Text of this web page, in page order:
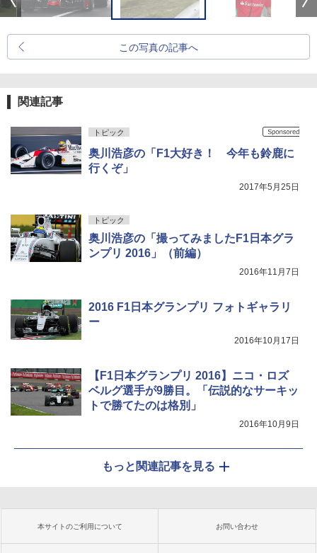
この写真の記事へ
関連記事
トピック
奥川浩彦の「F1大好き！ 今年も鈴鹿に
行くぞ」
2017年5月25日
トピック
奥川浩彦の「撮ってみましたF1日本グラ
ンプリ 2016」（前編）
2016年11月7日
2016 F1日本グランプリ フォトギャラリ
ー
2016年10月17日
【F1日本グランプリ 2016】ニコ・ロズ
ベルグ選手が9勝目。「伝説的なサーキッ
トで勝てたのは格別」
2016年10月9日
もっと関連記事を見る
本サイトのご利用について お問い合わせ